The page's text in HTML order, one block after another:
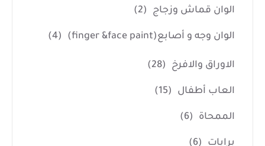
الوان قماش وزجاج (2)
الوان وجه و أصابع(finger &face paint) (4)
الاوراق والافرخ (28)
العاب أطفال (15)
الممحاة (6)
برايات (6)